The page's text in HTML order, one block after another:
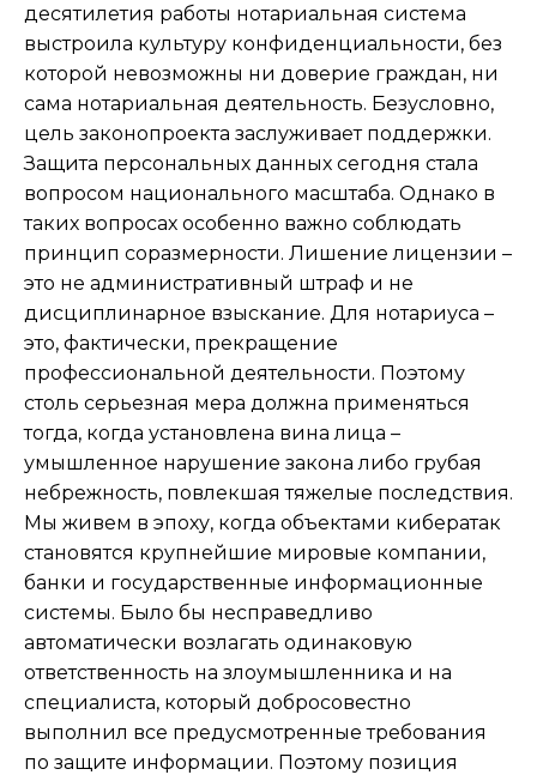
десятилетия работы нотариальная система
выстроила культуру конфиденциальности, без
которой невозможны ни доверие граждан, ни
сама нотариальная деятельность. Безусловно,
цель законопроекта заслуживает поддержки.
Защита персональных данных сегодня стала
вопросом национального масштаба. Однако в
таких вопросах особенно важно соблюдать
принцип соразмерности. Лишение лицензии –
это не административный штраф и не
дисциплинарное взыскание. Для нотариуса –
это, фактически, прекращение
профессиональной деятельности. Поэтому
столь серьезная мера должна применяться
тогда, когда установлена вина лица –
умышленное нарушение закона либо грубая
небрежность, повлекшая тяжелые последствия.
Мы живем в эпоху, когда объектами кибератак
становятся крупнейшие мировые компании,
банки и государственные информационные
системы. Было бы несправедливо
автоматически возлагать одинаковую
ответственность на злоумышленника и на
специалиста, который добросовестно
выполнил все предусмотренные требования
по защите информации. Поэтому позиция